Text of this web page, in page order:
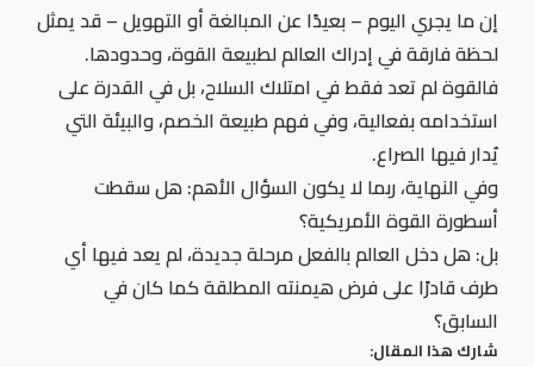
إن ما يجري اليوم – بعيدًا عن المبالغة أو التهويل – قد يمثل
لحظة فارقة في إدراك العالم لطبيعة القوة، وحدودها.
فالقوة لم تعد فقط في امتلاك السلاح، بل في القدرة على
استخدامه بفعالية، وفي فهم طبيعة الخصم، والبيئة التي
يُدار فيها الصراع.
وفي النهاية، ربما لا يكون السؤال الأهم: هل سقطت
أسطورة القوة الأمريكية؟
بل: هل دخل العالم بالفعل مرحلة جديدة، لم يعد فيها أي
طرف قادرًا على فرض هيمنته المطلقة كما كان في
السابق؟
شارك هذا المقال: